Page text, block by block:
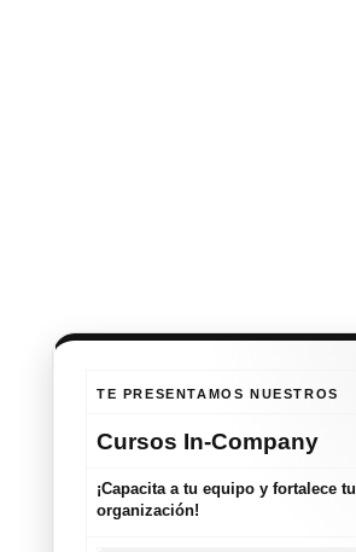
TE PRESENTAMOS NUESTROS
Cursos In-Company
¡Capacita a tu equipo y fortalece tu
organización!